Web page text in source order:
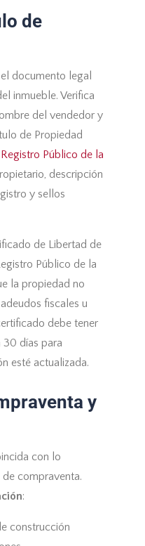
de
documento legal
inmueble. Verifica
del vendedor y
de Propiedad
Registro Público de la
descripción
y sellos
de Libertad de
Público de la
la propiedad no
fiscales u
debe tener
30 días para
esté actualizada.
y
con lo
compraventa.
:
construcción